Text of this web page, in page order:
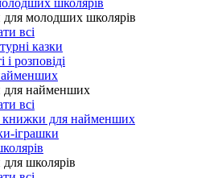
школярів
молодших школярів
всі
казки
і розповіді
для найменших
всі
книжки для найменших
іграшки
школярів